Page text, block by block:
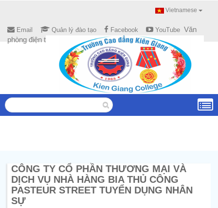
Vietnamese
Email Quản lý đào tạo Facebook YouTube Văn
phòng điện tử
CÔNG TY CỔ PHẦN THƯƠNG MẠI VÀ
DỊCH VỤ NHÀ HÀNG BIA THỦ CÔNG
PASTEUR STREET TUYỂN DỤNG NHÂN
SỰ